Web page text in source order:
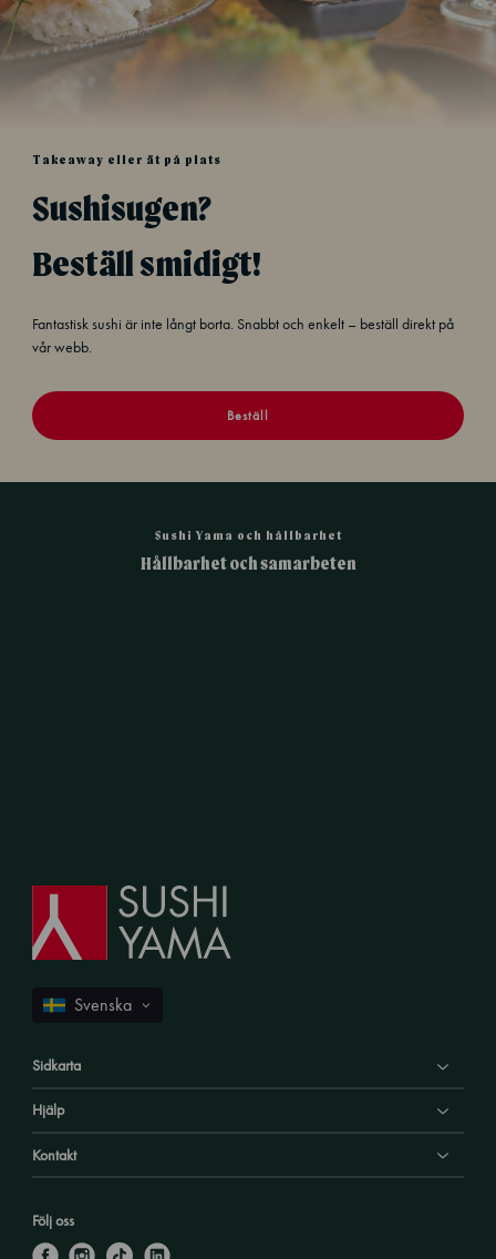
Takeaway eller ät på plats
Sushisugen?
Beställ smidigt!
Fantastisk sushi är inte långt borta. Snabbt och enkelt – beställ direkt på
vår webb.
Beställ
Sushi Yama och hållbarhet
Hållbarhet och samarbeten
Sidkarta
Hjälp
Kontakt
Följ oss